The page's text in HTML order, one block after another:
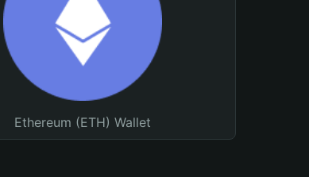
Ethereum (ETH) Wallet